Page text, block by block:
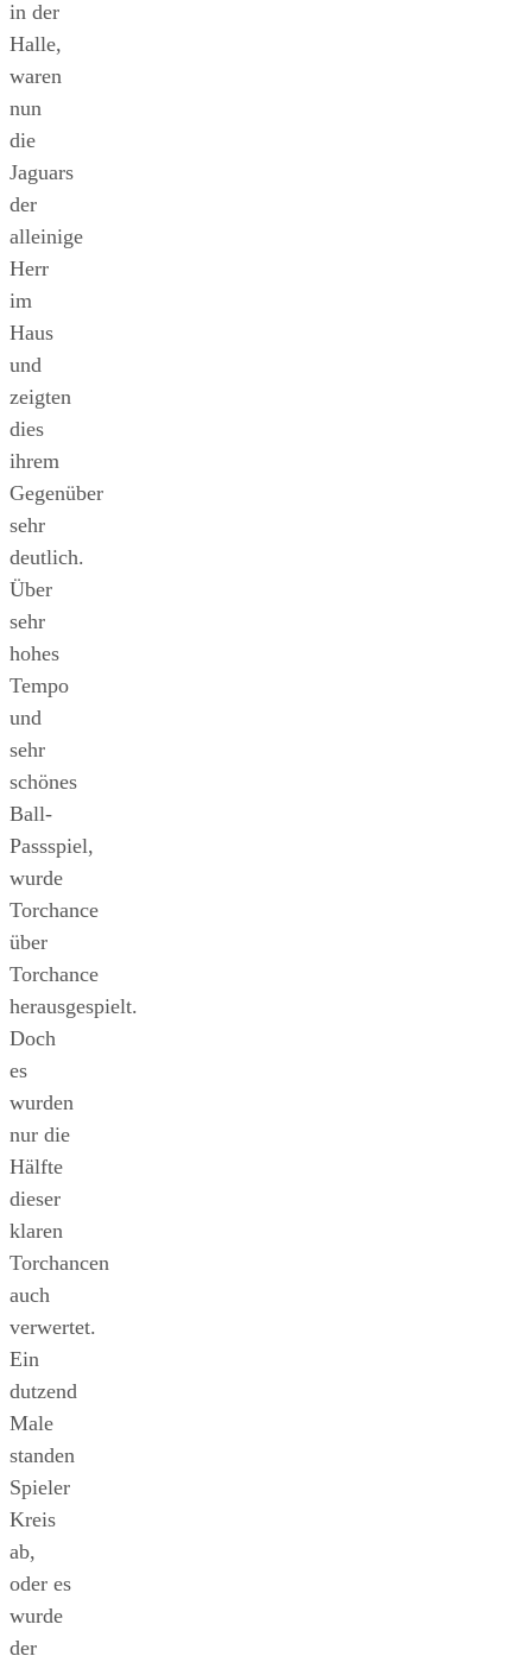
in der
Halle,
waren
nun
die
Jaguars
der
alleinige
Herr
im
Haus
und
zeigten
dies
ihrem
Gegenüber
sehr
deutlich.
Über
sehr
hohes
Tempo
und
sehr
schönes
Ball-
Passspiel,
wurde
Torchance
über
Torchance
herausgespielt.
Doch
es
wurden
nur die
Hälfte
dieser
klaren
Torchancen
auch
verwertet.
Ein
dutzend
Male
standen
Spieler
Kreis
ab,
oder es
wurde
der